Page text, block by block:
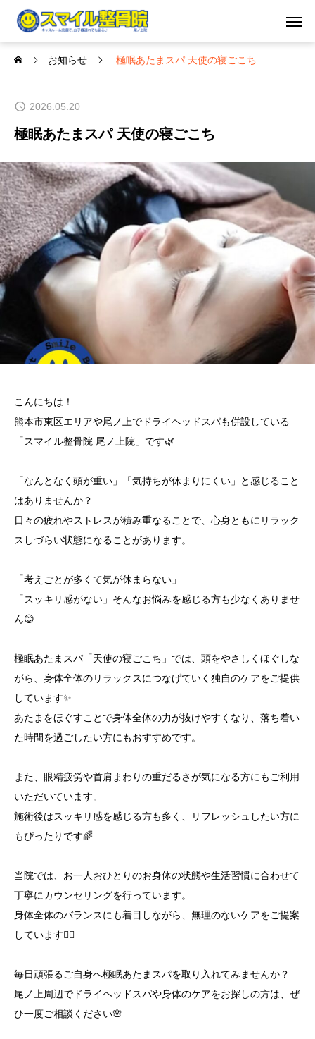
お知らせ 極眠あたまスパ 天使の寝ごこち
2026.05.20
極眠あたまスパ 天使の寝ごこち
こんにちは！
熊本市東区エリアや尾ノ上でドライヘッドスパも併設している
「スマイル整骨院 尾ノ上院」です🌿
「なんとなく頭が重い」「気持ちが休まりにくい」と感じること
はありませんか？
日々の疲れやストレスが積み重なることで、心身ともにリラック
スしづらい状態になることがあります。
「考えごとが多くて気が休まらない」
「スッキリ感がない」そんなお悩みを感じる方も少なくありませ
ん😊
極眠あたまスパ「天使の寝ごこち」では、頭をやさしくほぐしな
がら、身体全体のリラックスにつなげていく独自のケアをご提供
しています✨
あたまをほぐすことで身体全体の力が抜けやすくなり、落ち着い
た時間を過ごしたい方にもおすすめです。
また、眼精疲労や首肩まわりの重だるさが気になる方にもご利用
いただいています。
施術後はスッキリ感を感じる方も多く、リフレッシュしたい方に
もぴったりです🌈
当院では、お一人おひとりのお身体の状態や生活習慣に合わせて
丁寧にカウンセリングを行っています。
身体全体のバランスにも着目しながら、無理のないケアをご提案
しています💆‍♀
毎日頑張るご自身へ極眠あたまスパを取り入れてみませんか？
尾ノ上周辺でドライヘッドスパや身体のケアをお探しの方は、ぜ
ひ一度ご相談ください🌸